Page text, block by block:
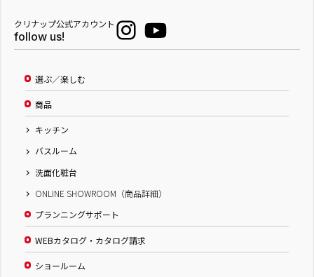
クリナップ公式アカウント
follow us!
選ぶ／楽しむ
商品
キッチン
バスルーム
洗面化粧台
ONLINE SHOWROOM（商品詳細）
プランニングサポート
WEBカタログ・カタログ請求
ショールーム